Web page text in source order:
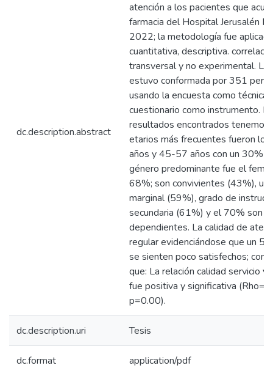
dc.description.abstract
atención a los pacientes que
farmacia del Hospital Jerusalén
2022; la metodología fue
cuantitativa, descriptiva.
transversal y no experimental. La
estuvo conformada por 351
usando la encuesta como técnica,
cuestionario como instrumento.
resultados encontrados
etarios más frecuentes fueron
años y 45-57 años con un 30%
género predominante fue el
68%; son convivientes (43%),
marginal (59%), grado de
secundaria (61%) y el 70% son
dependientes. La calidad de
regular evidenciándose que un
se sienten poco satisfechos;
que: La relación calidad servicio y
fue positiva y significativa
p=0.00).
dc.description.uri Tesis
dc.format application/pdf